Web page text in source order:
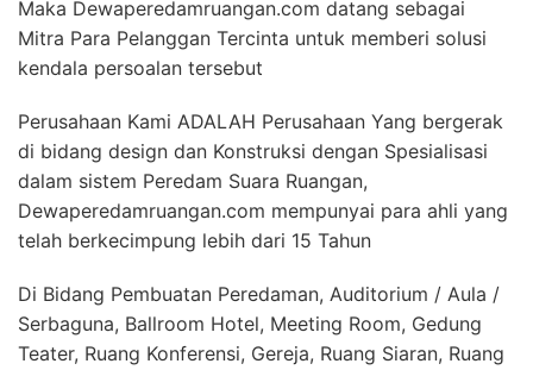
Maka Dewaperedamruangan.com datang sebagai
Mitra Para Pelanggan Tercinta untuk memberi solusi
kendala persoalan tersebut
Perusahaan Kami ADALAH Perusahaan Yang bergerak
di bidang design dan Konstruksi dengan Spesialisasi
dalam sistem Peredam Suara Ruangan,
Dewaperedamruangan.com mempunyai para ahli yang
telah berkecimpung lebih dari 15 Tahun
Di Bidang Pembuatan Peredaman, Auditorium / Aula /
Serbaguna, Ballroom Hotel, Meeting Room, Gedung
Teater, Ruang Konferensi, Gereja, Ruang Siaran, Ruang